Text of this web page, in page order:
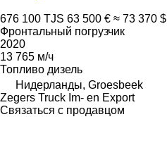
676 100 TJS 63 500 € ≈ 73 370 $
Фронтальный погрузчик
2020
13 765 м/ч
Топливо дизель
Нидерланды, Groesbeek
Zegers Truck Im- en Export
Связаться с продавцом